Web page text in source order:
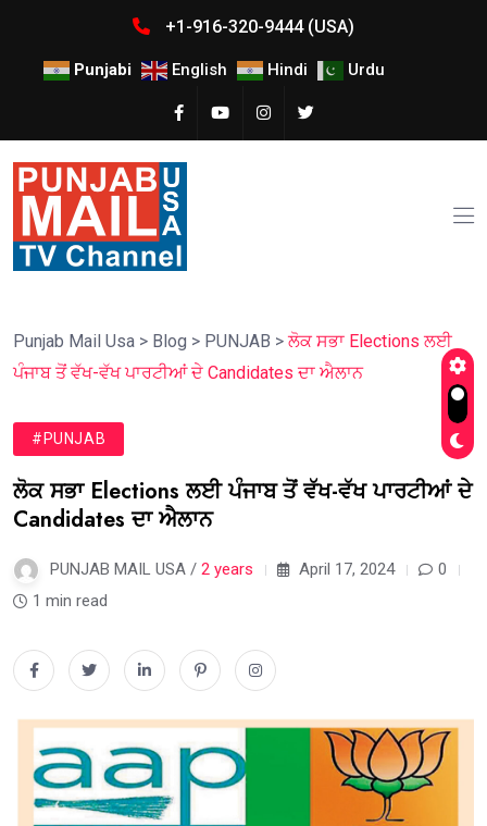
+1-916-320-9444 (USA)
Punjabi English Hindi Urdu
Punjab Mail Usa > Blog > PUNJAB >ਲੋਕ ਸਭਾ Elections ਲਈ
ਪੰਜਾਬ ਤੋਂ ਵੱਖ-ਵੱਖ ਪਾਰਟੀਆਂ ਦੇ Candidates ਦਾ ਐਲਾਨ
#PUNJAB
ਲੋਕ ਸਭਾ Elections ਲਈ ਪੰਜਾਬ ਤੋਂ ਵੱਖ-ਵੱਖ ਪਾਰਟੀਆਂ ਦੇ
Candidates ਦਾ ਐਲਾਨ
PUNJAB MAIL USA / 2 years April 17, 2024
0
1 min read